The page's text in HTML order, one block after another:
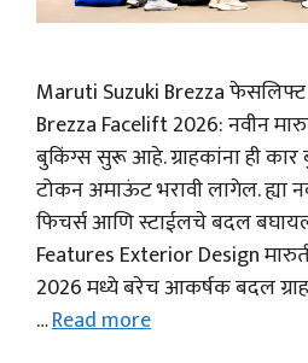
Maruti Suzuki Brezza
Brezza Facelift 2026: नवीन
बुकिंग्स सुरू आहे. ग्राहकांना ही कार
टोकन अमाऊंट भरावी लागेल. ह्या
फिचर्स आणि स्टाईलचे बदल
Features Exterior Design
2026 मध्ये बरेच आकर्षक बदल
…Read more